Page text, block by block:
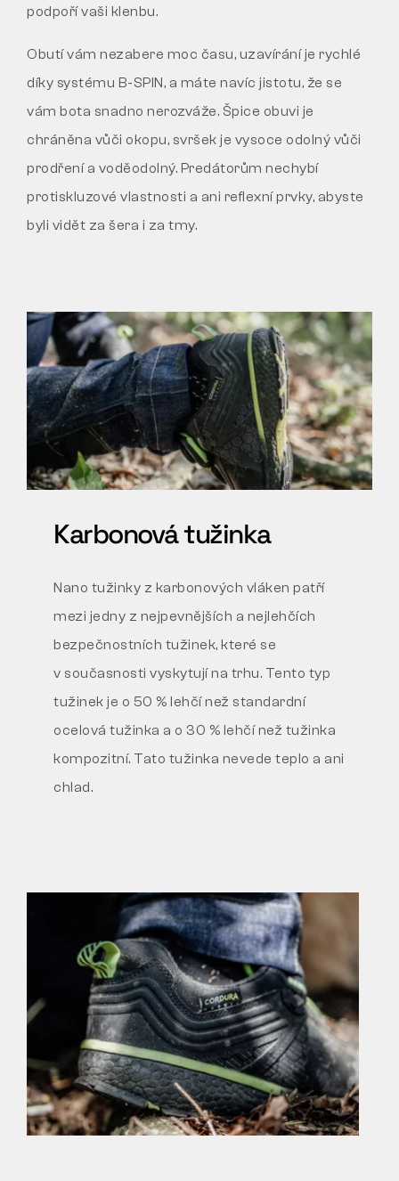
podpoří vaši klenbu.
Obutí vám nezabere moc času, uzavírání je rychlé
díky systému B-SPIN, a máte navíc jistotu, že se
vám bota snadno nerozváže. Špice obuvi je
chráněna vůči okopu, svršek je vysoce odolný vůči
prodření a voděodolný. Predátorům nechybí
protiskluzové vlastnosti a ani reflexní prvky, abyste
byli vidět za šera i za tmy.
Karbonová tužinka
Nano tužinky z karbonových vláken patří
mezi jedny z nejpevnějších a nejlehčích
bezpečnostních tužinek, které se
v současnosti vyskytují na trhu. Tento typ
tužinek je o 50 % lehčínež standardní
ocelová tužinka a o 30 % lehčí než tužinka
kompozitní. Tato tužinka nevede teplo a ani
chlad.